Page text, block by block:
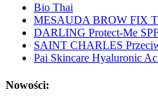
Bio Thai
MESAUDA BROW FIX
DARLING Protect-Me
SAINT CHARLES
Pai Skincare Hyaluronic
Nowości: